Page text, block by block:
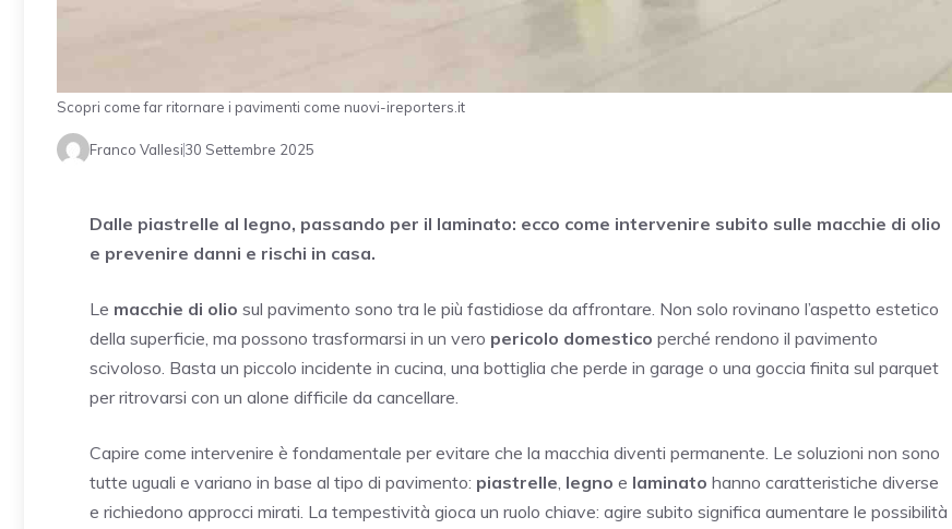
Scopri come far ritornare i pavimenti come nuovi-ireporters.it
Franco Vallesi30 Settembre 2025
Dalle piastrelle al legno, passando per il laminato: ecco come intervenire subito sulle macchie di olio
e prevenire danni e rischi in casa.
Le macchie di olio sul pavimento sono tra le più fastidiose da affrontare. Non solo rovinano l’aspetto estetico
della superficie, ma possono trasformarsi in un vero pericolo domestico perché rendono il pavimento
scivoloso. Basta un piccolo incidente in cucina, una bottiglia che perde in garage o una goccia finita sul parquet
per ritrovarsi con un alone difficile da cancellare.
Capire come intervenire è fondamentale per evitare che la macchia diventi permanente. Le soluzioni non sono
tutte uguali e variano in base al tipo di pavimento: piastrelle, legno e laminato hanno caratteristiche diverse
e richiedono approcci mirati. La tempestività gioca un ruolo chiave: agire subito significa aumentare le possibilità